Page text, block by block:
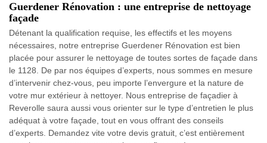
Guerdener Rénovation : une entreprise de nettoyage
façade
Détenant la qualification requise, les effectifs et les moyens
nécessaires, notre entreprise Guerdener Rénovation est bien
placée pour assurer le nettoyage de toutes sortes de façade dans
le 1128. De par nos équipes d’experts, nous sommes en mesure
d’intervenir chez-vous, peu importe l’envergure et la nature de
votre mur extérieur à nettoyer. Nous entreprise de façadier à
Reverolle saura aussi vous orienter sur le type d’entretien le plus
adéquat à votre façade, tout en vous offrant des conseils
d’experts. Demandez vite votre devis gratuit, c’est entièrement